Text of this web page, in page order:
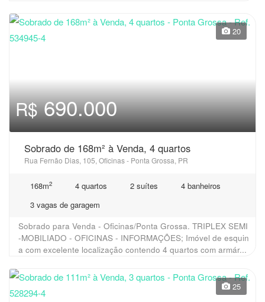
20
R$690.000
Sobrado de 168m² à Venda, 4 quartos
Rua Fernão Dias, 105, Oficinas - Ponta Grossa, PR
168m2 4 quartos 2 suítes
4 banheiros
3 vagas de garagem
Sobrado para Venda - Oficinas/Ponta Grossa. TRIPLEX SEMI
-MOBILIADO - OFICINAS - INFORMAÇÕES; Imóvel de esquin
a com excelente localização contendo 4 quartos com armár...
25